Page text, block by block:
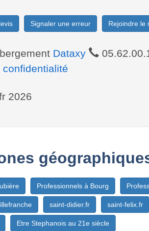
Signaler une erreur Rejoindre le
Dataxy
2026
Professionnels à Bourg
saint-didier.fr saint-felix.fr
Etre Stephanois au 21e siècle